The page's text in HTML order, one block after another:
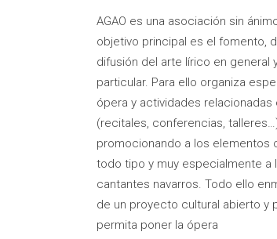
AGAO es una asociación sin
objetivo principal es el fomento,
difusión del arte lírico en general
particular. Para ello organiza
ópera y actividades relacionadas
(recitales, conferencias,
promocionando a los elementos
todo tipo y muy especialmente a
cantantes navarros. Todo ello
de un proyecto cultural abierto y
permita poner la ópera